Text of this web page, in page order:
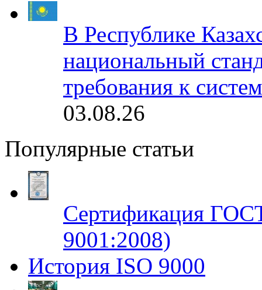
В Республике
национальный
требования к
03.08.26
Популярные статьи
Сертификация
9001:2008)
История ISO 9000